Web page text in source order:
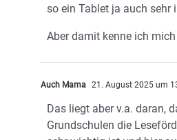
so ein Tablet ja auch sehr
Aber damit kenne ich
Auch Mama 21. August 2025 um
Das liegt aber v.a. daran,
Grundschulen die